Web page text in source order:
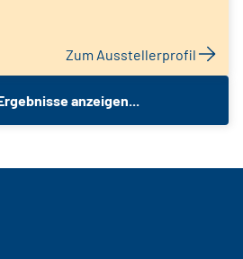
Zum Ausstellerprofil
anzeigen...